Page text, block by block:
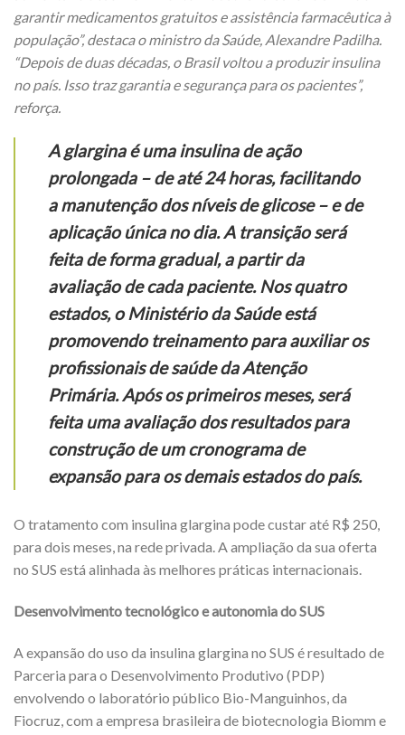
garantir medicamentos gratuitos e assistência farmacêutica à
população”, destaca o ministro da Saúde, Alexandre Padilha.
“Depois de duas décadas, o Brasil voltou a produzir insulina
no país. Isso traz garantia e segurança para os pacientes”,
reforça.
A glargina é uma insulina de ação
prolongada – de até 24 horas, facilitando
a manutenção dos níveis de glicose – e de
aplicação única no dia. A transição será
feita de forma gradual, a partir da
avaliação de cada paciente. Nos quatro
estados, o Ministério da Saúde está
promovendo treinamento para auxiliar os
profissionais de saúde da Atenção
Primária. Após os primeiros meses, será
feita uma avaliação dos resultados para
construção de um cronograma de
expansão para os demais estados do país.
O tratamento com insulina glargina pode custar até R$ 250,
para dois meses, na rede privada. A ampliação da sua oferta
no SUS está alinhada às melhores práticas internacionais.
Desenvolvimento tecnológico e autonomia do SUS
A expansão do uso da insulina glargina no SUS é resultado de
Parceria para o Desenvolvimento Produtivo (PDP)
envolvendo o laboratório público Bio-Manguinhos, da
Fiocruz, com a empresa brasileira de biotecnologia Biomm e